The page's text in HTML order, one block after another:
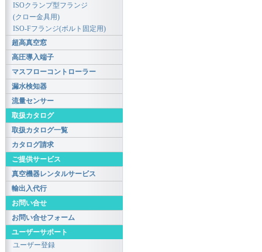
ISOクランプ型フランジ
(クロー金具用)
ISO-Fフランジ(ボルト固定用)
超高真空窓
高圧導入端子
マスフローコントローラー
漏水検知器
流量センサー
取扱カタログ
取扱カタログ一覧
カタログ請求
ご提供サービス
真空機器レンタルサービス
輸出入代行
お問い合せ
お問い合せフォーム
ユーザーサポート
ユーザー登録